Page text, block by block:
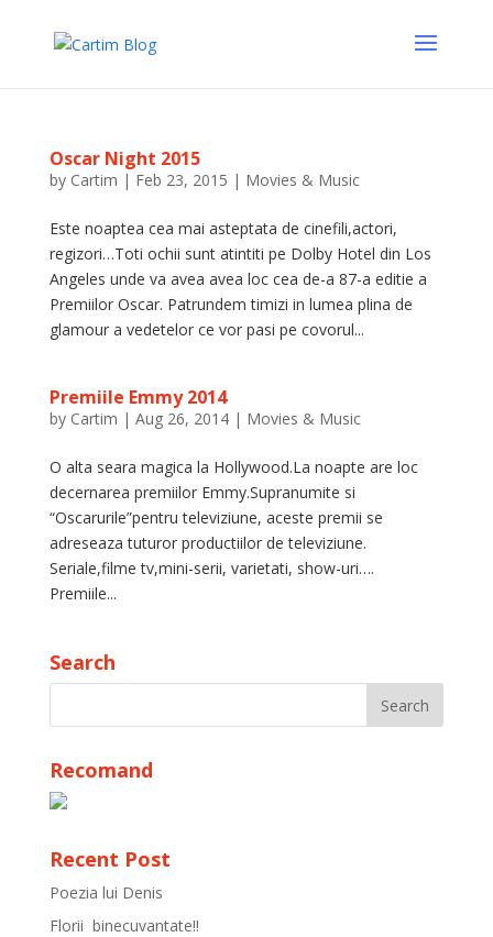
Oscar Night 2015
by Cartim | Feb 23, 2015 | Movies & Music
Este noaptea cea mai asteptata de cinefili,actori,
regizori…Toti ochii sunt atintiti pe Dolby Hotel din Los
Angeles unde va avea avea loc cea de-a 87-a editie a
Premiilor Oscar. Patrundem timizi in lumea plina de
glamour a vedetelor ce vor pasi pe covorul...
Premiile Emmy 2014
by Cartim | Aug 26, 2014| Movies & Music
O alta seara magica la Hollywood.La noapte are loc
decernarea premiilor Emmy.Supranumite si
“Oscarurile”pentru televiziune, aceste premii se
adreseaza tuturor productiilor de televiziune.
Seriale,filme tv,mini-serii, varietati, show-uri….
Premiile...
Search
Recomand
Recent Post
Poezia lui Denis
Florii binecuvantate!!